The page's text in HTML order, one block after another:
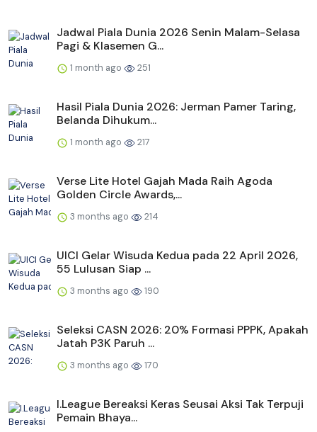
Jadwal Piala Dunia 2026 Senin Malam-Selasa
Pagi & Klasemen G...
1 month ago 251
Hasil Piala Dunia 2026: Jerman Pamer Taring,
Belanda Dihukum...
1 month ago 217
Verse Lite Hotel Gajah Mada Raih Agoda
Golden Circle Awards,...
3 months ago 214
UICI Gelar Wisuda Kedua pada 22 April 2026,
55 Lulusan Siap ...
3 months ago 190
Seleksi CASN 2026: 20% Formasi PPPK, Apakah
Jatah P3K Paruh ...
3 months ago 170
I.League Bereaksi Keras Seusai Aksi Tak Terpuji
Pemain Bhaya...